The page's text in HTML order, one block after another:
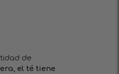
de
el té tiene